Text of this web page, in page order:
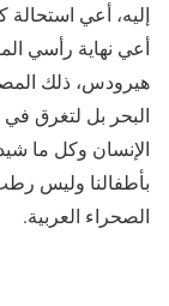
إليه، أعي
أعي نهاية رأسي
هيرودس، ذلك
البحر بل لتغرق
الإنسان وكل ما
بأطفالنا وليس
الصحراء العربية.